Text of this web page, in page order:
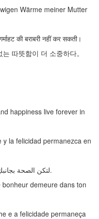
Wärme meiner Mutter
की बराबरी नहीं कर सकती।
는 따뜻함이 더 소중하다。
happiness live forever in
la felicidad permanezca en
لتكن الصحة بجانبكِ، والسعادة تسكن قلبكِ للأبد.
demeure dans ton
e a felicidade permaneça